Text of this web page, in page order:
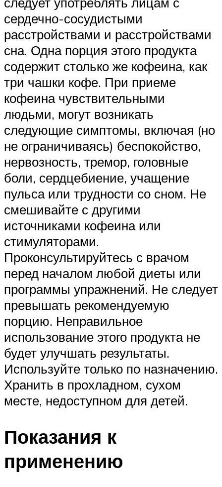
сердечно-сосудистыми
расстройствами и расстройствами
сна. Одна порция этого продукта
содержит столько же кофеина, как
три чашки кофе. При приеме
кофеина чувствительными
людьми, могут возникать
следующие симптомы, включая (но
не ограничиваясь) беспокойство,
нервозность, тремор, головные
боли, сердцебиение, учащение
пульса или трудности со сном. Не
смешивайте с другими
источниками кофеина или
стимуляторами.
Проконсультируйтесь с врачом
перед началом любой диеты или
программы упражнений. Не следует
превышать рекомендуемую
порцию. Неправильное
использование этого продукта не
будет улучшать результаты.
Используйте только по назначению.
Хранить в прохладном, сухом
месте, недоступном для детей.
Показания к
применению